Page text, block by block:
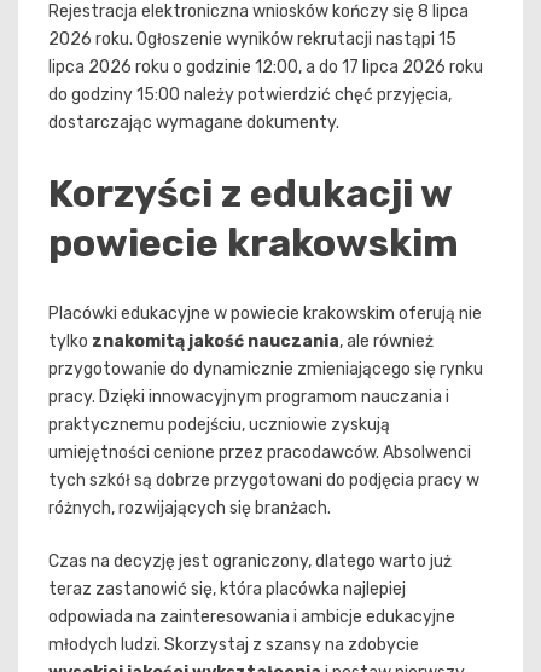
Rejestracja elektroniczna wniosków kończy się 8 lipca
2026 roku. Ogłoszenie wyników rekrutacji nastąpi 15
lipca 2026 roku o godzinie 12:00, a do 17 lipca 2026 roku
do godziny 15:00 należy potwierdzić chęć przyjęcia,
dostarczając wymagane dokumenty.
Korzyści z edukacji w
powiecie krakowskim
Placówki edukacyjne w powiecie krakowskim oferują nie
tylko znakomitą jakość nauczania, ale również
przygotowanie do dynamicznie zmieniającego się rynku
pracy. Dzięki innowacyjnym programom nauczania i
praktycznemu podejściu, uczniowie zyskują
umiejętności cenione przez pracodawców. Absolwenci
tych szkół są dobrze przygotowani do podjęcia pracy w
różnych, rozwijających się branżach.
Czas na decyzję jest ograniczony, dlatego warto już
teraz zastanowić się, która placówka najlepiej
odpowiada na zainteresowania i ambicje edukacyjne
młodych ludzi. Skorzystaj z szansy na zdobycie